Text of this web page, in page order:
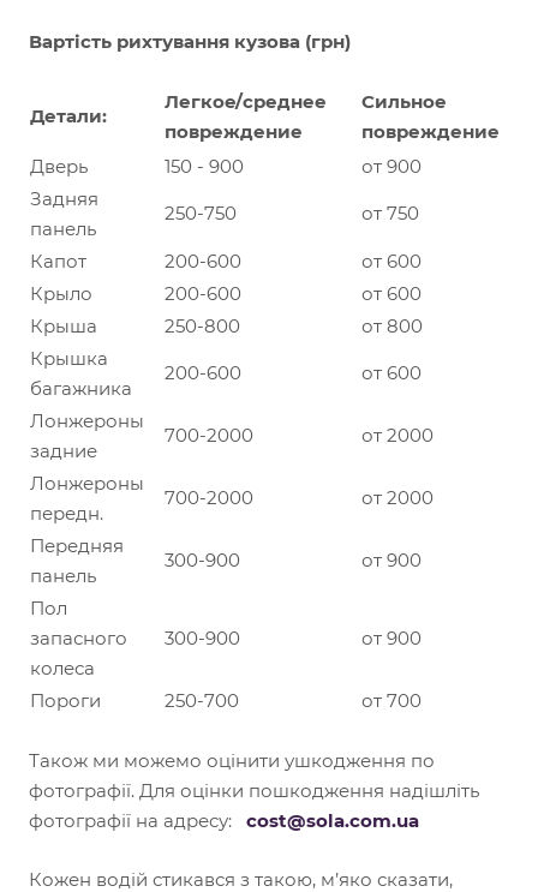
Вартість рихтування кузова (грн)
Детали:
Легкоe/среднее
повреждение
Сильное
повреждение
Дверь
150 - 900
от 900
Задняя
панель
250-750 от 750
Капот 200-600
от 600
Крыло
200-600
от 600
Крыша
250-800
от 800
Крышка
багажника
200-600 от 600
Лонжероны
задние
700-2000 от 2000
Лонжероны
передн.
700-2000 от 2000
Передняя
панель
300-900 от 900
Пол
запасного
колеса
300-900 от 900
Пороги 250-700 от 700
Також ми можемо оцінити ушкодження по
фотографії. Для оцінки пошкодження надішліть
фотографії на адресу:
cost@sola.com.ua
Кожен водій стикався з такою, м’яко сказати,